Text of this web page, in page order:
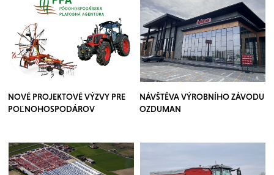
NOVÉ PROJEKTOVÉ VÝZVY PRE
POĽNOHOSPODÁROV
NÁVŠTĚVA VÝROBNÍHO ZÁVODU
OZDUMAN